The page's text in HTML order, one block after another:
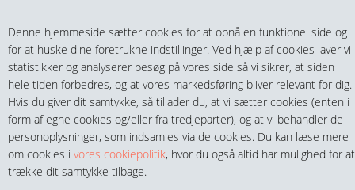
Denne hjemmeside sætter cookies for at opnå en funktionel side og
for at huske dine foretrukne indstillinger. Ved hjælp af cookies laver vi
statistikker og analyserer besøg på vores side så vi sikrer, at siden
hele tiden forbedres, og at vores markedsføring bliver relevant for dig.
Hvis du giver dit samtykke, så tillader du, at vi sætter cookies (enten i
form af egne cookies og/eller fra tredjeparter), og at vi behandler de
personoplysninger, som indsamles via de cookies. Du kan læse mere
om cookies i vores cookiepolitik, hvor du også altid har mulighed for at
trække dit samtykke tilbage.
Teltech.dk 0 vare(r) i kurven
0,00 DKK
MENU